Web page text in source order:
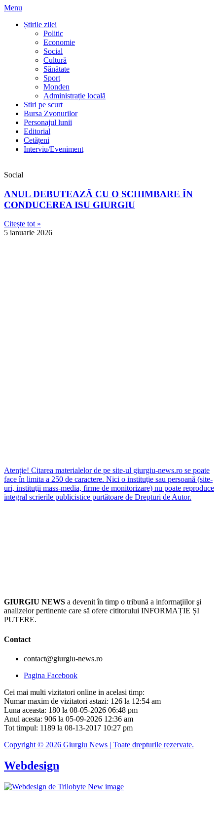
Menu
Știrile zilei
Politic
Economie
Social
Cultură
Sănătate
Sport
Monden
Administrație locală
Stiri pe scurt
Bursa Zvonurilor
Personajul lunii
Editorial
Cetățeni
Interviu/Eveniment
Social
ANUL DEBUTEAZĂ CU O SCHIMBARE ÎN
CONDUCEREA ISU GIURGIU
Citește tot »
5 ianuarie 2026
Atenție! Citarea materialelor de pe site-ul giurgiu-news.ro se poate
face în limita a 250 de caractere. Nici o instituţie sau persoană (site-
uri, instituţii mass-media, firme de monitorizare) nu poate reproduce
integral scrierile publicistice purtătoare de Drepturi de Autor.
GIURGIU NEWS a devenit în timp o tribună a informaţiilor şi
analizelor pertinente care să ofere cititorului INFORMAȚIE ȘI
PUTERE.
Contact
contact@giurgiu-news.ro
Pagina Facebook
Cei mai multi vizitatori online in acelasi timp:
Numar maxim de vizitatori astazi: 126 la 12:54 am
Luna aceasta: 180 la 08-05-2026 06:48 pm
Anul acesta: 906 la 05-09-2026 12:36 am
Tot timpul: 1189 la 08-13-2017 10:27 pm
Copyright © 2026 Giurgiu News | Toate drepturile rezervate.
Webdesign